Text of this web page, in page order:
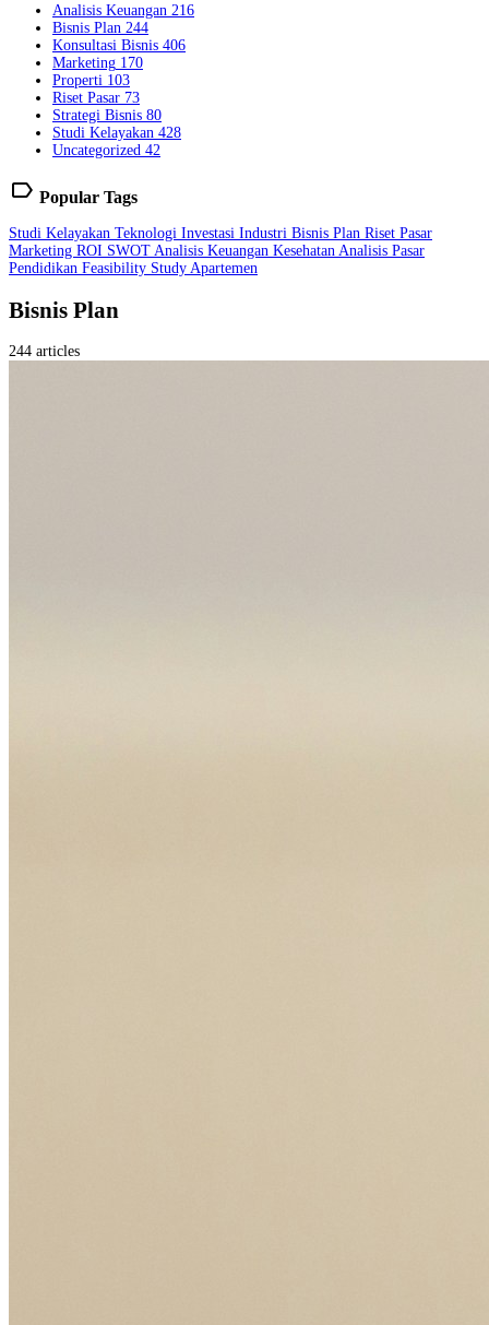
Analisis Keuangan 216
Bisnis Plan 244
Konsultasi Bisnis 406
Marketing 170
Properti 103
Riset Pasar 73
Strategi Bisnis 80
Studi Kelayakan 428
Uncategorized 42
label Popular Tags
Studi Kelayakan Teknologi Investasi Industri Bisnis Plan Riset Pasar
Marketing ROI SWOT Analisis Keuangan Kesehatan Analisis Pasar
Pendidikan Feasibility Study Apartemen
Bisnis Plan
244 articles